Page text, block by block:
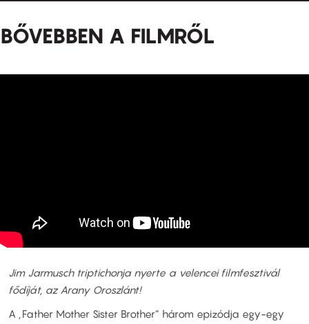
BŐVEBBEN A FILMRŐL
Jim Jarmusch triptichonja nyerte a velencei filmfesztivál
fődíját, az Arany Oroszlánt!
A „Father Mother Sister Brother” három epizódja egy-egy